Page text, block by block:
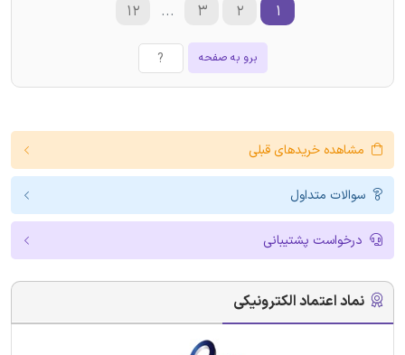
برو به صفحه
۱ ۲ ۳ ... ۱۲
مشاهده خریدهای قبلی
سوالات متداول
درخواست پشتیبانی
نماد اعتماد الکترونیکی